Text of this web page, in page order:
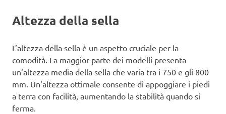
Altezza della sella
L’altezza della sella è un aspetto cruciale per la
comodità. La maggior parte dei modelli presenta
un’altezza media della sella che varia tra i 750 e gli 800
mm. Un’altezza ottimale consente di appoggiare i piedi
a terra con facilità, aumentando la stabilità quando si
ferma.